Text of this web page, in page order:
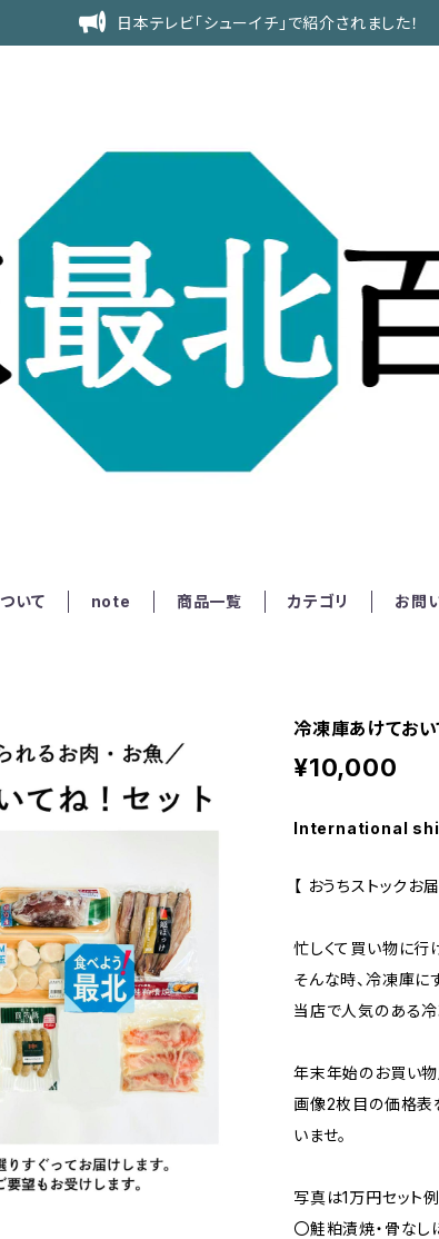
日本テレビ「シューイチ」で紹介されました！
いて note 商品一覧 カテゴリ お問
冷凍庫あけておい
¥10,000
International
【 おうちストックお
忙しくて買い物に行
そんな時、冷凍庫に
当店で人気のある冷
年末年始のお買い物
画像2枚目の価格表
いませ。
写真は1万円セット例
〇鮭粕漬焼・骨なし